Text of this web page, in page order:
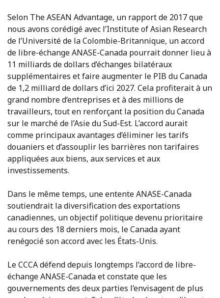
Selon The ASEAN Advantage, un rapport de 2017 que
nous avons corédigé avec l’Institute of Asian Research
de l’Université de la Colombie-Britannique, un accord
de libre-échange ANASE-Canada pourrait donner lieu à
11 milliards de dollars d’échanges bilatéraux
supplémentaires et faire augmenter le PIB du Canada
de 1,2 milliard de dollars d’ici 2027. Cela profiterait à un
grand nombre d’entreprises et à des millions de
travailleurs, tout en renforçant la position du Canada
sur le marché de l’Asie du Sud-Est. L’accord aurait
comme principaux avantages d’éliminer les tarifs
douaniers et d’assouplir les barrières non tarifaires
appliquées aux biens, aux services et aux
investissements.
Dans le même temps, une entente ANASE-Canada
soutiendrait la diversification des exportations
canadiennes, un objectif politique devenu prioritaire
au cours des 18 derniers mois, le Canada ayant
renégocié son accord avec les États-Unis.
Le CCCA défend depuis longtemps l’accord de libre-
échange ANASE-Canada et constate que les
gouvernements des deux parties l’envisagent de plus